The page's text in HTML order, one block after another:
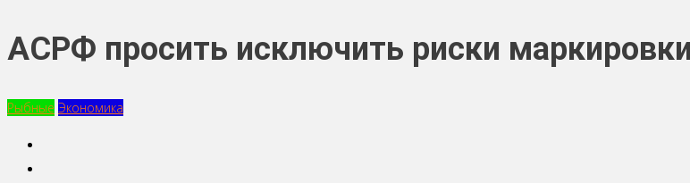
АСРФ просить исключить риски
Рыбные Экономика